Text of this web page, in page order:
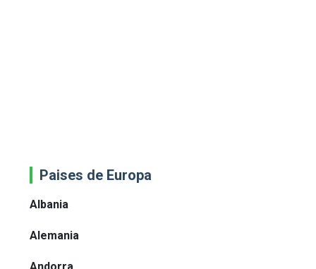
Paises de Europa
Albania
Alemania